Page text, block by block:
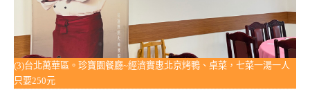
(3)台北萬華區。珍寶園餐廳~經濟實惠北京烤鴨、桌菜，七菜一湯一人
只要250元